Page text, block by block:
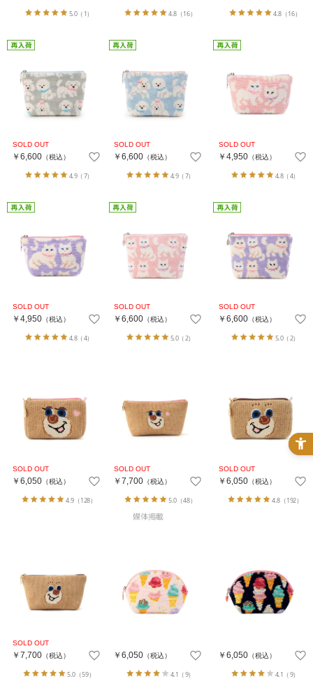
5.0（1） 4.8 （16） 4.8（16）
￥6,600（税込）
4.9（7）
￥6,600 （税込）
4.9（7）
￥4,950（税込）
4.8（4）
￥4,950（税込）
4.8（4）
￥6,600 （税込）
5.0（2）
￥6,600（税込）
5.0（2）
￥6,050（税込）
4.9（128）
￥7,700 （税込）
5.0 （48）
￥6,050（税込）
4.8（192）
￥7,700（税込）
5.0（59）
￥6,050 （税込）
4.1 （9）
￥6,050（税込）
4.1 （9）